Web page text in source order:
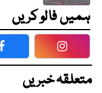
ہمیں فالو کریں
Facebook
متعلقہ خبریں